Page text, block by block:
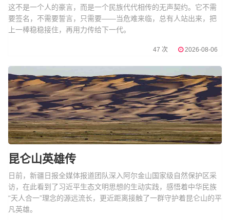
这不是一个人的豪言，而是一个民族代代相传的无声契约。它不需
要签名，不需要誓言，只需要——当危难来临，总有人站出来，把
上一棒稳稳接住，再用力传给下一代。
47 次 2026-08-06
昆仑山英雄传
日前，新疆日报全媒体报道团队深入阿尔金山国家级自然保护区采
访，在此看到了习近平生态文明思想的生动实践，感悟着中华民族
“天人合一”理念的源远流长，更近距离接触了一群守护着昆仑山的平
凡英雄。